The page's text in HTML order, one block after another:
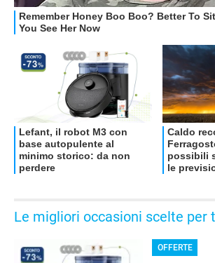
Le migliori occasioni scelte per
OFFERTE